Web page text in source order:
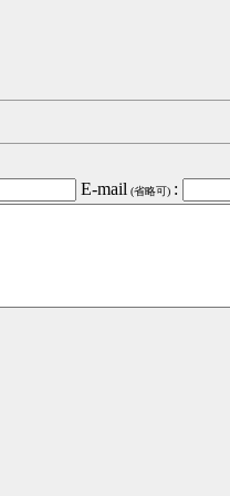
E-mail (省略可) :